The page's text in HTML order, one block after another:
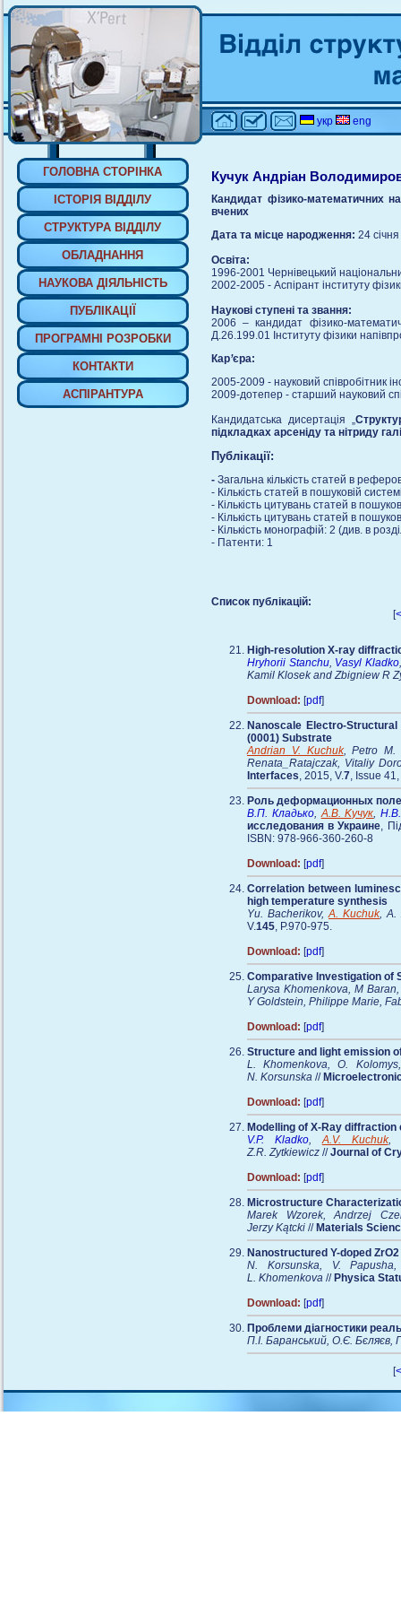
укр eng
ГОЛОВНА СТОРIНКА
IСТОРIЯ ВIДДIЛУ
СТРУКТУРА ВIДДIЛУ
ОБЛАДНАННЯ
НАУКОВА ДIЯЛЬНIСТЬ
ПУБЛIКАЦIЇ
ПРОГРАМНI РОЗРОБКИ
КОНТАКТИ
АСПIРАНТУРА
Кучук Андріан
Кандидат фізико-математичних
вчених
Дата та місце народження: 24
Освіта:
1996-2001 Чернівецький
2002-2005 - Аспірант інституту
Наукові ступені та звання:
2006 – кандидат фізико-
Д.26.199.01 Інституту фізики
Кар’єра:
2005-2009 - науковий співробітник
2009-дотепер - старший науковий
Кандидатська дисертація „
підкладках арсеніду та нітриду
Публікації:
- Загальна кількість статей в
- Кількість статей в пошуковій
- Кількість цитувань статей в
- Кількість цитувань статей в
- Кількість монографій: 2 (див. в
- Патенти: 1
Список публікацій:
[
High-resolution X-ray
Hryhorii Stanchu, Vasyl Kladko
Kamil Klosek and Zbigniew R
Download: [pdf]
Nanoscale Electro-
(0001) Substrate
Andrian V. Kuchuk, Petro
Renata_Ratajczak, Vitaliy
Interfaces, 2015, V.7, Issue
Роль деформационных
В.П. Кладько,А.В. Kучук,
иcследования в Украине,
ISBN: 978-966-360-260-8
Download: [pdf]
Correlation between
high temperature synthesis
Yu. Bacherikov,A. Kuchuk, A.
V.145, P.970-975.
Download: [pdf]
Comparative Investigation of
Larysa Khomenkova, M
Y Goldstein, Philippe Marie,
Download: [pdf]
Structure and light emission
L. Khomenkova, O.
N. Korsunska //
Download: [pdf]
Modelling of X-Ray
V.P. Kladko,А.V. Kuchuk,
Z.R. Zytkiewicz //Journal of
Download: [pdf]
Microstructure
Marek Wzorek, Andrzej
Jerzy Kątcki // Materials
Nanostructured Y-doped
N. Korsunska, V.
L. Khomenkova // Physica
Download: [pdf]
Проблеми діагностики
П.І. Баранський, О.Є. Бєляєв,
[